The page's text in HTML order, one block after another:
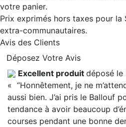
votre panier.
Prix exprimés hors taxes pour la
extra-communautaires.
Avis des Clients
Déposez Votre Avis
Excellent produit déposé
« “Honnêtement, je ne
aussi bien. J’ai pris le Ballouf
tendance à avoir beaucoup
courses pendant une bonne